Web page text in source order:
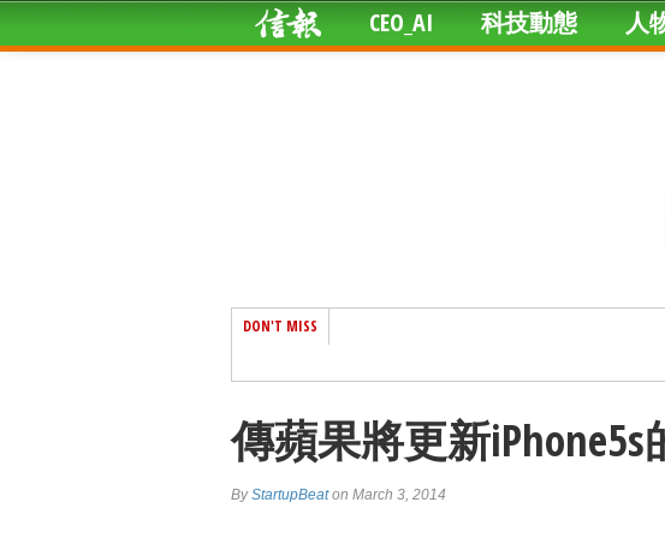
CEO_AI 科技動態 人
DON'T MISS
傳蘋果將更新iPhone5s
ByStartupBeaton March 3, 2014